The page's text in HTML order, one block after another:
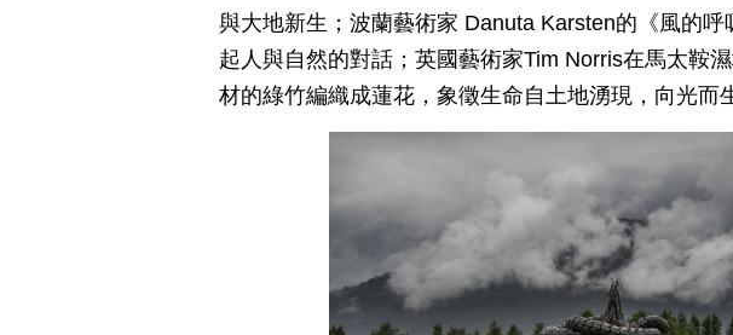
與大地新生；波蘭藝術家 Danuta Karsten的《風的
起人與自然的對話；英國藝術家Tim Norris在馬太鞍
材的綠竹編織成蓮花，象徵生命自土地湧現，向光而